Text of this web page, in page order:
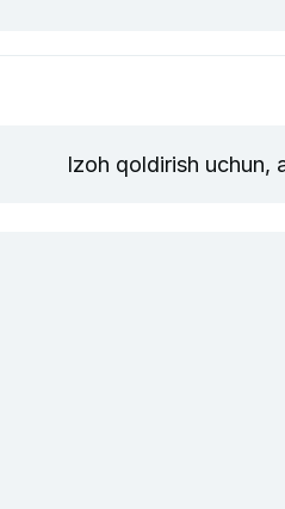
Izoh qoldirish uchun,